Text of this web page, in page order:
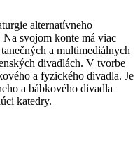
alternatívneho
svojom konte má viac
a multimediálnych
divadlách. V tvorbe
a fyzického divadla. Je
a bábkového divadla
katedry.